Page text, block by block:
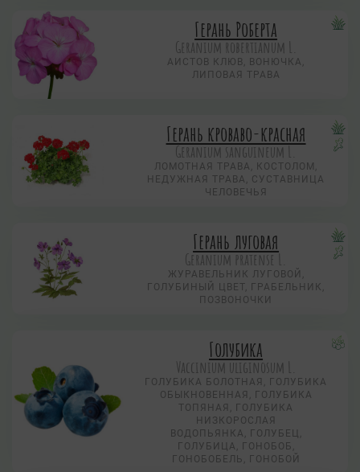
Герань Роберта
Geranium robertianum L.
АИСТОВ КЛЮВ, ВОНЮЧКА,
ЛИПОВАЯ ТРАВА
Герань кроваво-красная
Geranium sanguineum L.
ЛОМОТНАЯ ТРАВА, КОСТОЛОМ,
НЕДУЖНАЯ ТРАВА, СУСТАВНИЦА
ЧЕЛОВЕЧЬЯ
Герань луговая
Geranium pratense L.
ЖУРАВЕЛЬНИК ЛУГОВОЙ,
ГОЛУБИНЫЙ ЦВЕТ, ГРАБЕЛЬНИК,
ПОЗВОНОЧКИ
Голубика
Vaccinium uliginosum L.
ГОЛУБИКА БОЛОТНАЯ, ГОЛУБИКА
ОБЫКНОВЕННАЯ, ГОЛУБИКА
ТОПЯНАЯ, ГОЛУБИКА
НИЗКОРОСЛАЯ
ВОДОПЬЯНКА, ГОЛУБЕЦ,
ГОЛУБИЦА, ГОНОБОБ,
ГОНОБОБЕЛЬ, ГОНОБОЙ